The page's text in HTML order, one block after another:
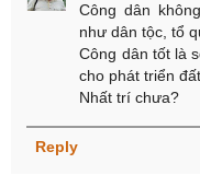
Công dân
như dân tộc, tổ
Công dân tốt là
cho phát triển
Nhất trí chưa?
Reply